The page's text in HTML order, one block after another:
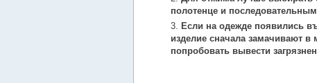
полотенце и
Если на одежде появились
изделие сначала замачивают
попробовать вывести